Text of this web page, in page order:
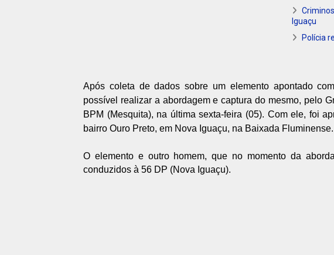
Iguaçu
Polícia
Após coleta de dados sobre um elemento apontado
possível realizar a abordagem e captura do mesmo, pelo
BPM (Mesquita), na última sexta-feira (05). Com ele, foi
bairro Ouro Preto, em Nova Iguaçu, na Baixada Fluminense.
O elemento e outro homem, que no momento da
conduzidos à 56 DP (Nova Iguaçu).